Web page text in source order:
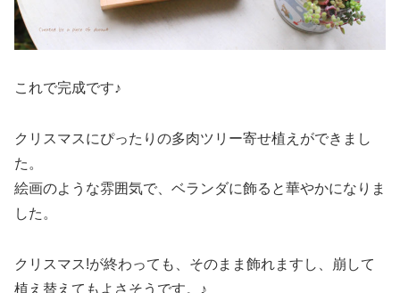
これで完成です♪
クリスマスにぴったりの多肉ツリー寄せ植えができまし
た。
絵画のような雰囲気で、ベランダに飾ると華やかになりま
した。
クリスマス!が終わっても、そのまま飾れますし、崩して
植え替えてもよさそうです。♪